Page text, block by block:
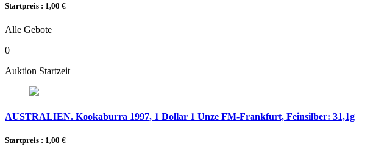
Startpreis : 1,00 €
Alle Gebote
0
Auktion Startzeit
AUSTRALIEN. Kookaburra 1997, 1 Dollar 1 Unze FM-Frankfurt, Feinsilber: 31,1g
Startpreis : 1,00 €